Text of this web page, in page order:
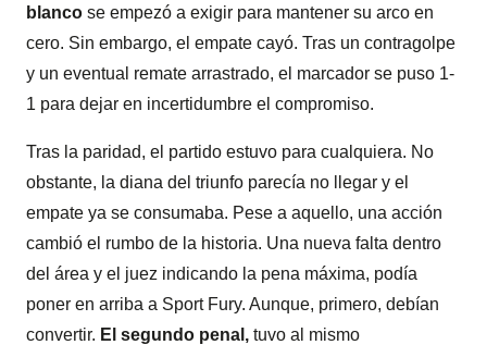
blanco se empezó a exigir para mantener su arco en
cero. Sin embargo, el empate cayó. Tras un contragolpe
y un eventual remate arrastrado, el marcador se puso 1-
1 para dejar en incertidumbre el compromiso.
Tras la paridad, el partido estuvo para cualquiera. No
obstante, la diana del triunfo parecía no llegar y el
empate ya se consumaba. Pese a aquello, una acción
cambió el rumbo de la historia. Una nueva falta dentro
del área y el juez indicando la pena máxima, podía
poner en arriba a Sport Fury. Aunque, primero, debían
convertir. El segundo penal, tuvo al mismo